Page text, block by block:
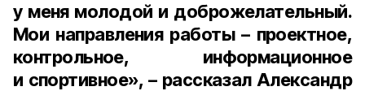
у меня молодой и доброжелательный.
Мои направления работы – проектное,
контрольное, информационное
и спортивное», – рассказал Александр